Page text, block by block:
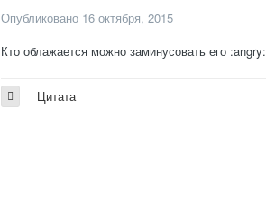
Опубликовано 16 октября, 2015
Кто облажается можно заминусовать его :angry:
Цитата